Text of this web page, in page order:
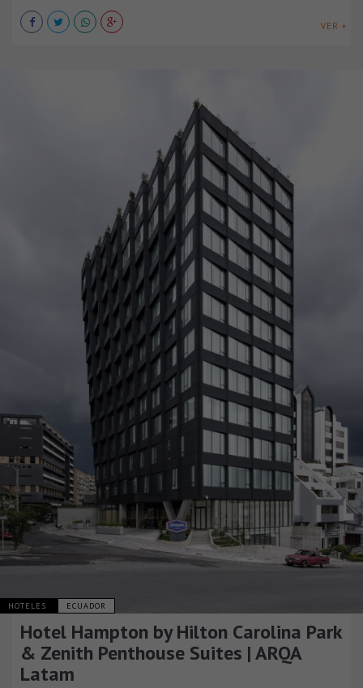
VER +
HOTELES ECUADOR
Hotel Hampton by Hilton Carolina Park
& Zenith Penthouse Suites | ARQA
Latam